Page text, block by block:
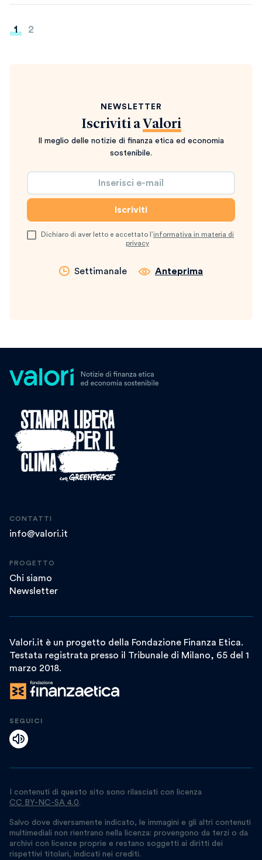
Paginazione
1 2
NEWSLETTER
Iscriviti a Valori
Il meglio delle notizie di finanza etica ed economia
sostenibile.
Dichiaro di aver letto e accettato l’informativa in materia di
privacy
Settimanale Anteprima
CONTATTI
info@valori.it
PROGETTO
Chi siamo
Newsletter
Valori.it è un progetto della Fondazione Finanza Etica.
Testata registrata presso il Tribunale di Milano, 65 del 1
marzo 2018.
SEGUICI
I contenuti di questo sito sono rilasciati con licenza
CC BY-NC-SA 4.0.
Salvo dove diversamente indicato, le immagini e gli altri contenuti
multimediali non rientrano nella licenza: provengono da terzi o da
archivi con licenze proprie e restano soggetti ai diritti dei
rispettivi titolari, indicati nei crediti.